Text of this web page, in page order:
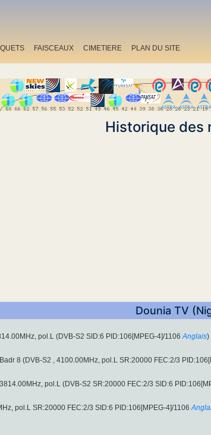
FAISCEAUX CIMETIERE PLAN DU SITE
Historique des
Dounia TV
pol.L (DVB-S2 SID:6 PID:106[MPEG-4]/1106 Anglais)
8 (DVB-S2 , 4100.00MHz, pol.L SR:20000 FEC:2/3
pol.L (DVB-S2 SR:20000 FEC:2/3 SID:6
pol.L SR:20000 FEC:2/3 SID:6 PID:106[MPEG-4]/1106